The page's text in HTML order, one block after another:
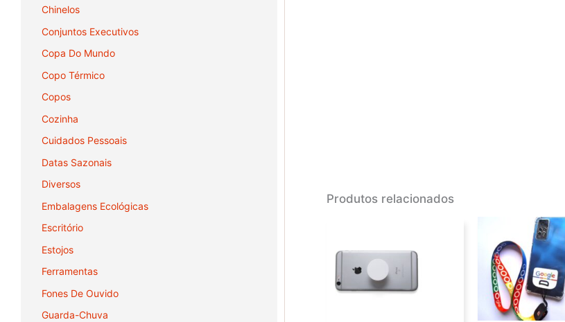
Chinelos
Conjuntos Executivos
Copa Do Mundo
Copo Térmico
Copos
Cozinha
Cuidados Pessoais
Datas Sazonais
Diversos
Embalagens Ecológicas
Escritório
Estojos
Ferramentas
Fones De Ouvido
Guarda-Chuva
Produtos relacionados